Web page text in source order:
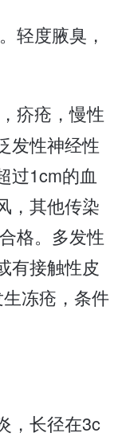
轻度腋臭，
疥疮，慢性
发性神经性
过1cm的血
，其他传染
格。多发性
有接触性皮
冻疮，条件
，长径在3c